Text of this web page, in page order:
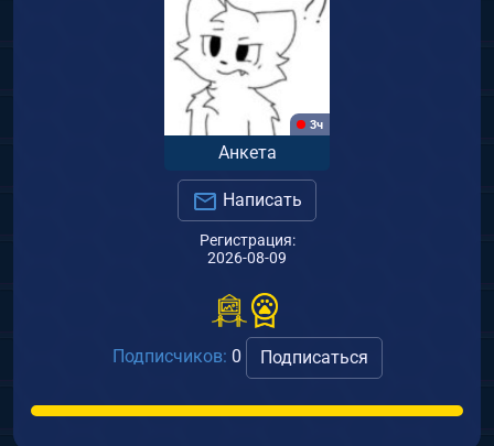
3ч
Анкета
Написать
Регистрация:
2026-08-09
Подписчиков: 0 Подписаться